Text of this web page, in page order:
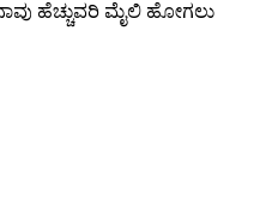
ಹೆಚ್ಚುವರಿ ಮೈಲಿ ಹೋಗಲು